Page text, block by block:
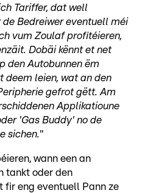
Tariffer, dat well
Bedreiwer eventuell méi
vum Zoulaf profitéieren,
Dobäi kënnt et net
den Autobunnen ëm
deem leien, wat an den
gefrot gëtt. Am
Applikatioune
'Gas Buddy' no de
sichen."
wann een an
tankt oder den
fir eng eventuell Pann ze